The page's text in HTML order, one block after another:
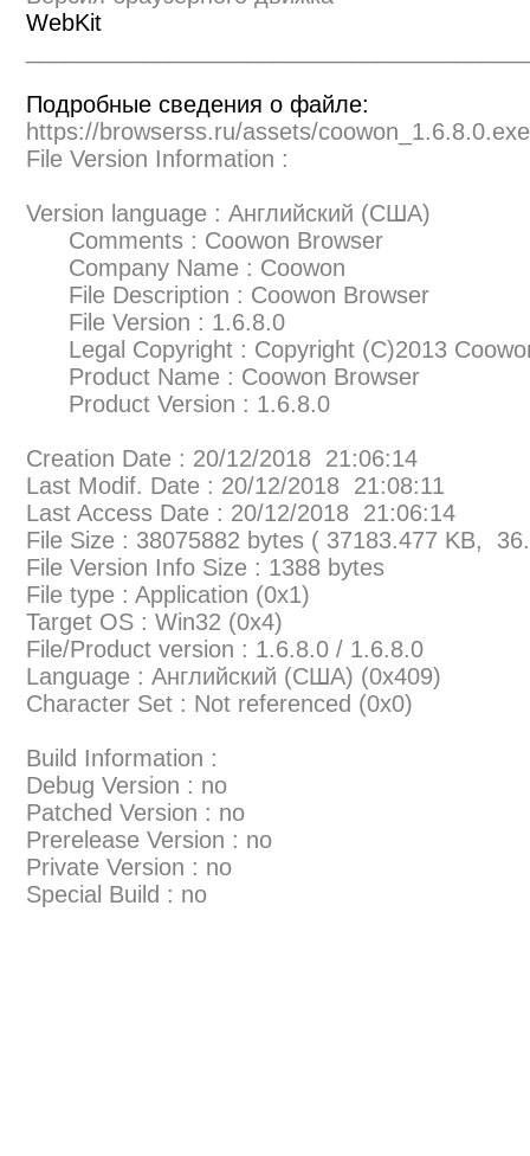
WebKit
Подробные сведения о файле:
https://browserss.ru/assets/coowon_1.6.8.0.exe
File Version Information :
Version language : Английский (США)
Comments : Coowon Browser
Company Name : Coowon
File Description : Coowon Browser
File Version : 1.6.8.0
Legal Copyright : Copyright (C)2013
Product Name : Coowon Browser
Product Version : 1.6.8.0
Creation Date : 20/12/2018 21:06:14
Last Modif. Date : 20/12/2018 21:08:11
Last Access Date : 20/12/2018 21:06:14
File Size : 38075882 bytes ( 37183.477 KB,
File Version Info Size : 1388 bytes
File type : Application (0x1)
Target OS : Win32 (0x4)
File/Product version : 1.6.8.0 / 1.6.8.0
Language : Английский (США) (0x409)
Character Set : Not referenced (0x0)
Build Information :
Debug Version : no
Patched Version : no
Prerelease Version : no
Private Version : no
Special Build : no